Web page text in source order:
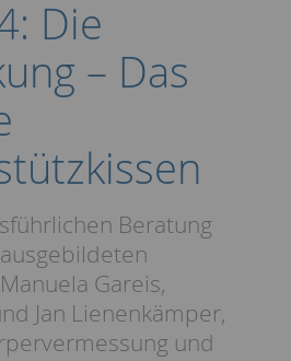
Die
– Das
Beratung
Gareis,
Jan Lienenkämper,
und